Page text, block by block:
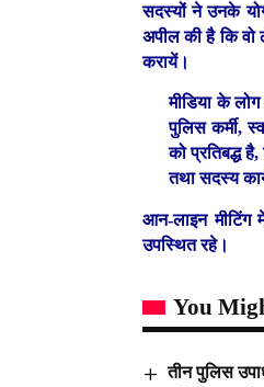
सदस्यों ने उनके
अपील की है कि वो
करायें।
मीडिया के
पुलिस कर्मी,
को प्रतिबद्ध
तथा सदस्य
आन-लाइन मीटिंग
उपस्थित रहे।
You
तीन पुलिस